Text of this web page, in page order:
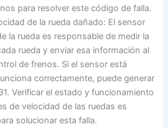
para resolver este código de falla.
de la rueda dañado: El sensor
la rueda es responsable de medir la
rueda y enviar esa información al
de frenos. Si el sensor está
correctamente, puede generar
Verificar el estado y funcionamiento
de velocidad de las ruedas es
solucionar esta falla.